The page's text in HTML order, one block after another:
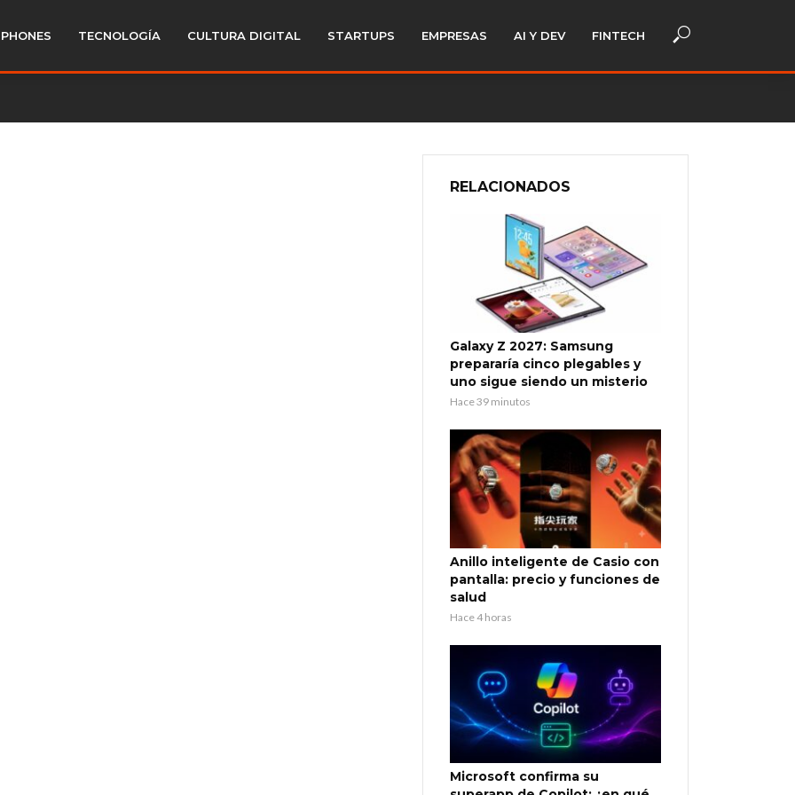
TECNOLOGÍA CULTURA DIGITAL STARTUPS EMPRESAS AI Y DEV FINTECH
RELACIONADOS
Galaxy Z 2027: Samsung
prepararía cinco plegables y
uno sigue siendo un misterio
Hace 39 minutos
Anillo inteligente de Casio con
pantalla: precio y funciones de
salud
Hace 4 horas
Microsoft confirma su